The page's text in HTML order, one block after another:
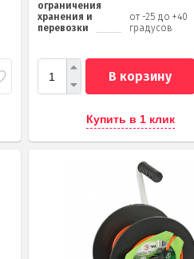
ограничения
хранения и
перевозки
от -25 до +40
градусов
В корзину
Купить в 1 клик